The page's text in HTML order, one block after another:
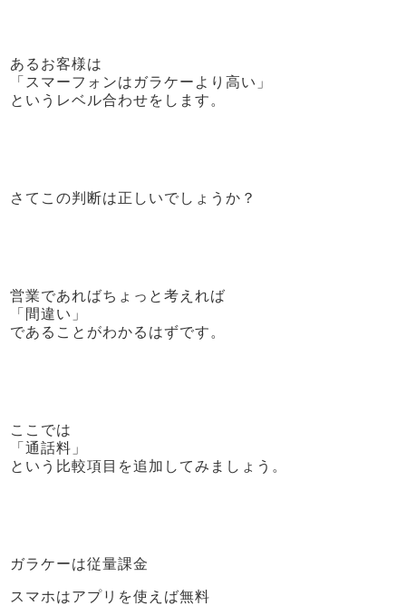
あるお客様は
「スマーフォンはガラケーより高い」
というレベル合わせをします。
さてこの判断は正しいでしょうか？
営業であればちょっと考えれば
「間違い」
であることがわかるはずです。
ここでは
「通話料」
という比較項目を追加してみましょう。
ガラケーは従量課金
スマホはアプリを使えば無料